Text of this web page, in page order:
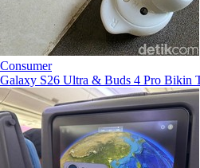
Consumer
Galaxy S26 Ultra & Buds 4 Pro Bikin